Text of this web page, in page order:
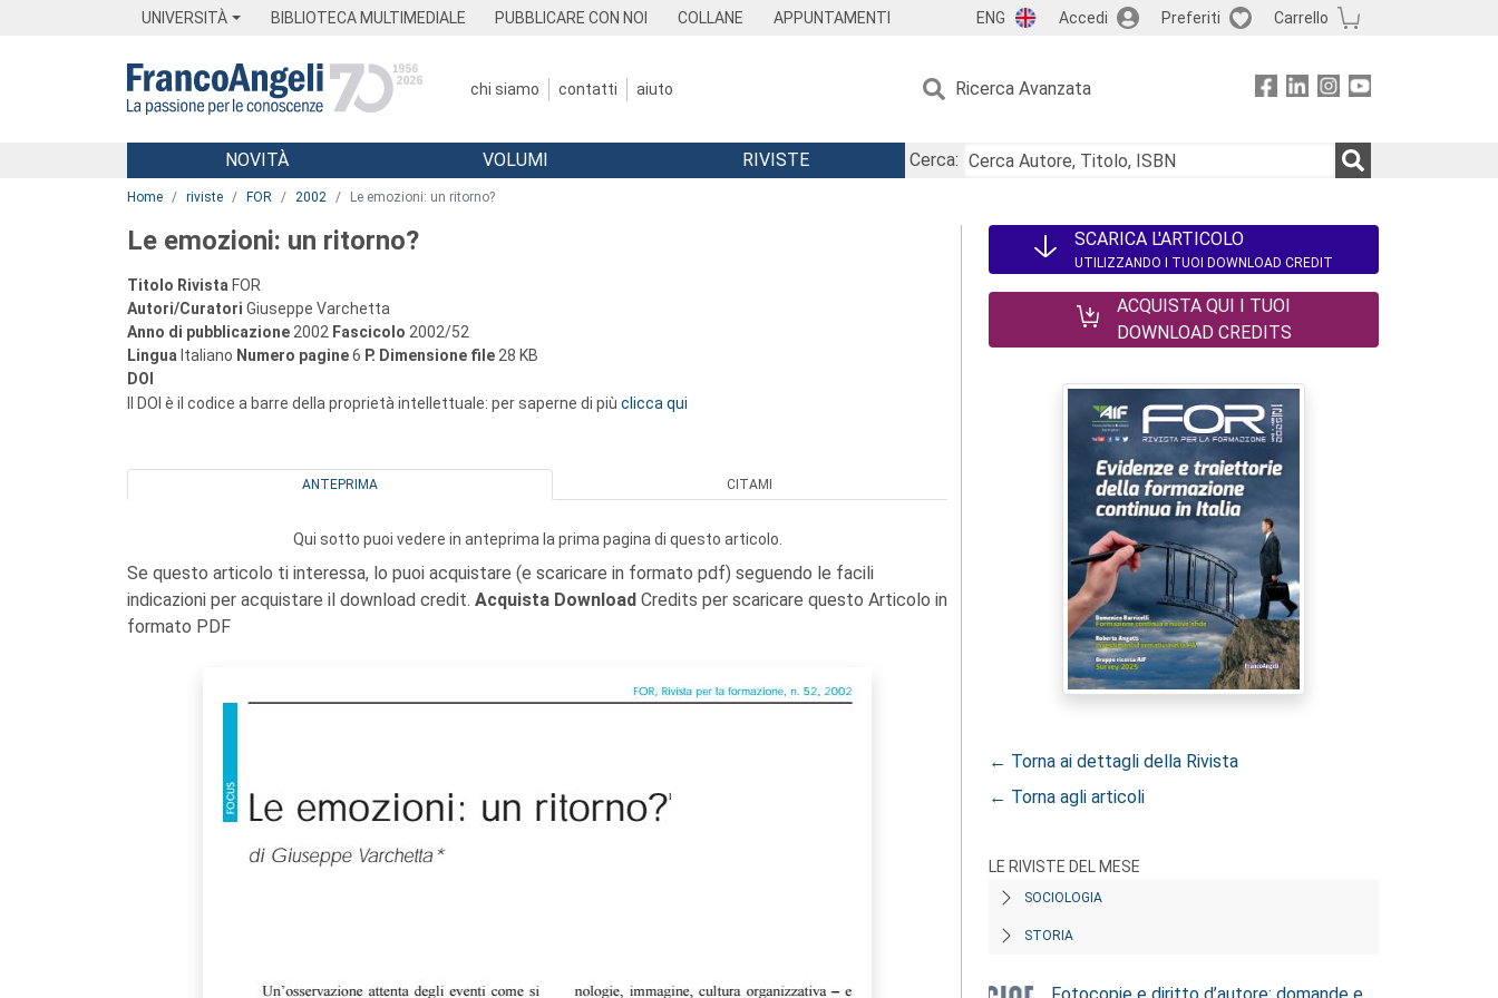
UNIVERSITÀ BIBLIOTECA MULTIMEDIALE PUBBLICARE CON NOI COLLANE APPUNTAMENTI ENG Accedi Preferiti Carrello
chi siamo contatti aiuto Ricerca Avanzata
Menu
NOVITÀ VOLUMI RIVISTE
Cerca:
Home riviste FOR 2002 Le emozioni: un ritorno?
Le emozioni: un ritorno?
Titolo Rivista FOR
Autori/Curatori Giuseppe Varchetta
Anno di pubblicazione 2002 Fascicolo 2002/52
Lingua Italiano Numero pagine6 P. Dimensione file 28 KB
DOI
Il DOI è il codice a barre della proprietà intellettuale: per saperne di più clicca qui
ANTEPRIMA CITAMI
Qui sotto puoi vedere in anteprima la prima pagina di questo articolo.
Se questo articolo ti interessa, lo puoi acquistare (e scaricare in formato pdf) seguendo le facili
indicazioni per acquistare il download credit. Acquista Download Credits per scaricare questo Articolo in
formato PDF
SCARICA L'ARTICOLO
UTILIZZANDO I TUOI DOWNLOAD CREDIT
ACQUISTA QUI I TUOI
DOWNLOAD CREDITS
← Torna ai dettagli della Rivista
← Torna agli articoli
LE RIVISTE DEL MESE
SOCIOLOGIA
STORIA